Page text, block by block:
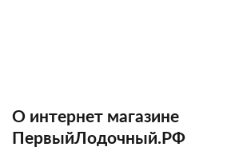
О интернет магазине
ПервыйЛодочный.РФ